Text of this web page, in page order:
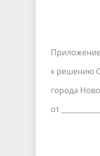
Приложение
к решению
города
от